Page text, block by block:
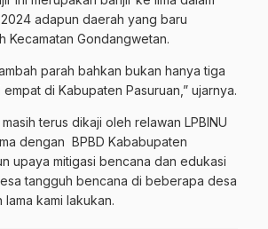
adapun daerah yang baru
Kecamatan Gondangwetan.
parah bahkan bukan hanya tiga
di Kabupaten Pasuruan,” ujarnya.
terus dikaji oleh relawan LPBINU
dengan BPBD Kababupaten
upaya mitigasi bencana dan edukasi
tangguh bencana di beberapa desa
kami lakukan.